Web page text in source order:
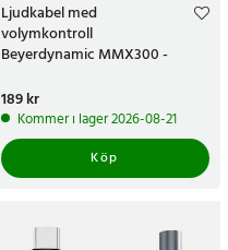
Ljudkabel med
volymkontroll
Beyerdynamic MMX300 -
Pris:189 kr
189 kr
Kommer i lager 2026-08-21
Köp